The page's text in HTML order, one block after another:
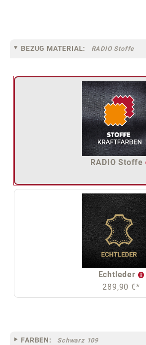
BEZUG MATERIAL: RADIO Stoffe
RADIO Stoffe
Echtleder
289,90 €*
FARBEN: Schwarz 109